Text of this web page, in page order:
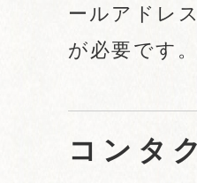
ールアドレ
が必要です。
コンタ